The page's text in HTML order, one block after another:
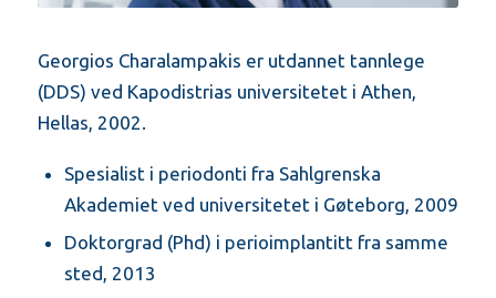
Georgios Charalampakis er utdannet tannlege
(DDS) ved Kapodistrias universitetet i Athen,
Hellas, 2002.
Spesialist i periodonti fra Sahlgrenska
Akademiet ved universitetet i Gøteborg, 2009
Doktorgrad (Phd) i perioimplantitt fra samme
sted, 2013